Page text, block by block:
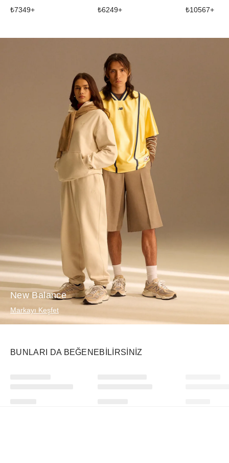
₺7349+ ₺6249+ ₺10567+
New Balance
Markayı Keşfet
BUNLARI DA BEĞENEBILIRSINIZ